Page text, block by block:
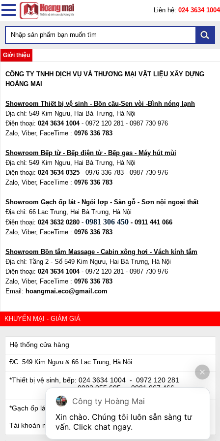
Liên hệ: 024 3634 1004
Giới thiệu
CÔNG TY TNHH DỊCH VỤ VÀ THƯƠNG MẠI VẬT LIỆU XÂY DỰNG
HOÀNG MAI
Showroom Thiết bị vệ sinh - Bồn cầu-Sen vòi -Bình nóng lạnh
Địa chỉ: 549 Kim Ngưu, Hai Bà Trưng, Hà Nội
Điện thoại: 024 3634 1004- 0972 120 281 - 0987 730 976
Zalo, Viber, FaceTime : 0976 336 783
Showroom Bếp từ - Bếp điện từ - Bếp gas - Máy hút mùi
Địa chỉ: 549 Kim Ngưu, Hai Bà Trưng, Hà Nội
Điện thoại: 024 3634 0325 - 0976 336 783 - 0987 730 976
Zalo, Viber, FaceTime : 0976 336 783
Showroom Gạch ốp lát - Ngói lợp - Sàn gỗ - Sơn nội ngoại thất
Địa chỉ: 66 Lạc Trung, Hai Bà Trưng, Hà Nội
Điện thoại: 024 3632 0280 - 0981 306 450 - 0911 441 066
Zalo, Viber, FaceTime : 0976 336 783
Showroom Bồn tắm Massage - Cabin xông hơi - Vách kính tắm
Địa chỉ: Tầng 2 - Số 549 Kim Ngưu, Hai Bà Trưng, Hà Nội
Điện thoại: 024 3634 1004- 0972 120 281 - 0987 730 976
Zalo, Viber, FaceTime : 0976 336 783
Email: hoangmai.eco@gmail.com
KHUYẾN MẠI - GIẢM GIÁ
Hệ thống cửa hàng
ĐC: 549 Kim Ngưu & 66 Lạc Trung, Hà Nội
*Thiết bị vệ sinh, bếp: 024 3634 1004 - 0972 120 281
0983 055 605- 0981 067 466
*Gạch ốp lát, Ngói: 024 3632 0280 - 0911 441 066
Tài khoản ngân hàng
Công ty Hoàng Mai
Xin chào. Chúng tôi luôn sẵn sàng tư
vấn. Click chat ngay.